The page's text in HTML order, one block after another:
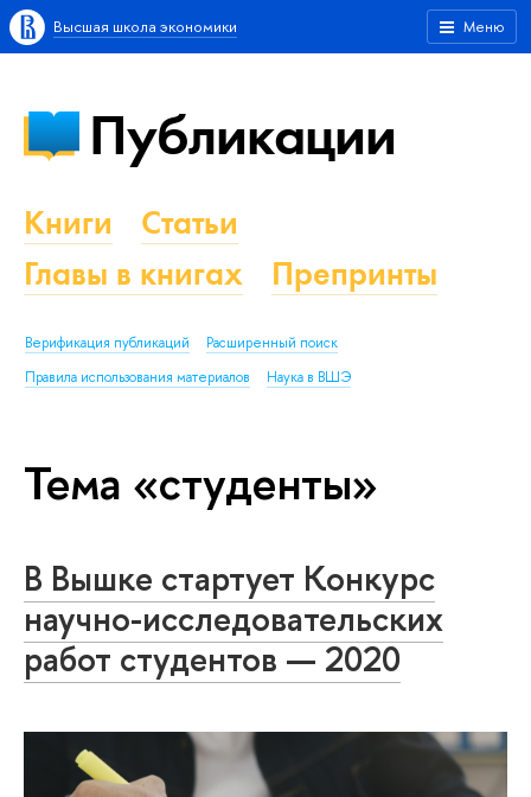
Меню
Высшая школа экономики
Публикации
Книги
Статьи
Главы в книгах
Препринты
Верификация публикаций
Расширенный поиск
Правила использования материалов
Наука в ВШЭ
Тема «студенты»
В Вышке стартует Конкурс
научно-исследовательских
работ студентов — 2020